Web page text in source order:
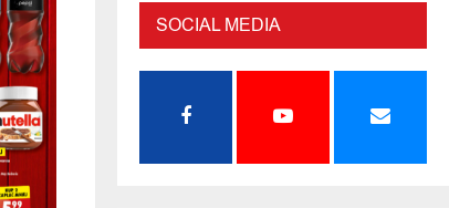
SOCIAL MEDIA